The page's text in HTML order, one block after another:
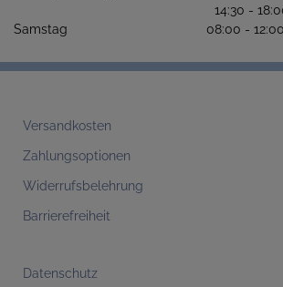
14:30 -
Samstag 08:00 - 12:00
Versandkosten
Zahlungsoptionen
Widerrufsbelehrung
Barrierefreiheit
Datenschutz